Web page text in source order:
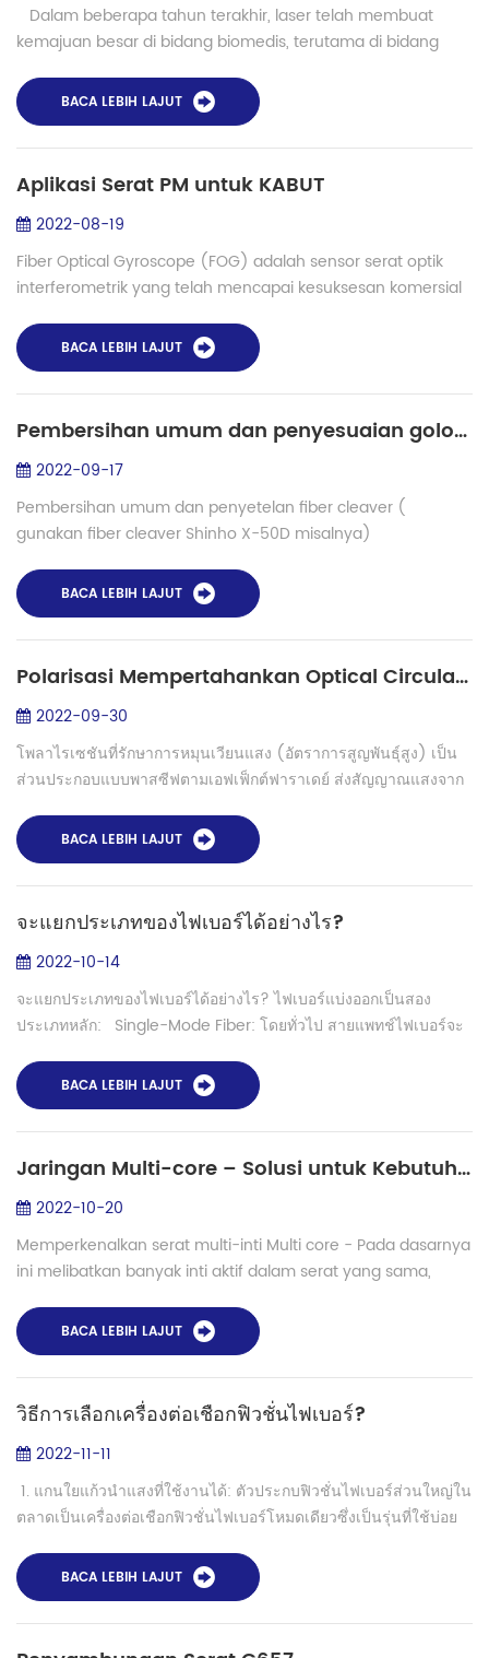
Dalam beberapa tahun terakhir, laser telah membuat
kemajuan besar di bidang biomedis, terutama di bidang
kolinearitas, dan kepadatan energiny...
BACA LEBIH LAJUT
Aplikasi Serat PM untuk KABUT
2022-08-19
Fiber Optical Gyroscope (FOG) adalah sensor serat optik
interferometrik yang telah mencapai kesuksesan komersial
kecepatan rotasi dan rotasi yang umum...
BACA LEBIH LAJUT
Pembersihan umum dan penyesuaian golok serat
2022-09-17
Pembersihan umum dan penyetelan fiber cleaver (
gunakan fiber cleaver Shinho X-50D misalnya)
penyerap, pinset, sikat, alkohol anhidrat 1. Gunakan s...
BACA LEBIH LAJUT
Polarisasi Mempertahankan Optical Circulator
2022-09-30
โพลาไรเซชันที่รักษาการหมุนเวียนแสง (อัตราการสูญพันธุ์สูง) เป็น
ส่วนประกอบแบบพาสซีฟตามเอฟเฟ็กต์ฟาราเดย์ ส่งสัญญาณแสงจาก
เดียวกันก็ปิดกั้นการส่งผ่า...
BACA LEBIH LAJUT
จะแยกประเภทของไฟเบอร์ได้อย่างไร?
2022-10-14
จะแยกประเภทของไฟเบอร์ได้อย่างไร? ไฟเบอร์แบ่งออกเป็นสอง
ประเภทหลัก: Single-Mode Fiber: โดยทั่วไป สายแพทช์ไฟเบอร์จะ
หลายโหมด: โดยทั่วไ...
BACA LEBIH LAJUT
Jaringan Multi-core – Solusi untuk Kebutuhan Bandwidth Fiber Masa Depan?
2022-10-20
Memperkenalkan serat multi-inti Multi core - Pada dasarnya
ini melibatkan banyak inti aktif dalam serat yang sama,
bandwidth meningkat. Pada tahun 199...
BACA LEBIH LAJUT
วิธีการเลือกเครื่องต่อเชือกฟิวชั่นไฟเบอร์?
2022-11-11
1. แกนใยแก้วนำแสงที่ใช้งานได้: ตัวประกบฟิวชั่นไฟเบอร์ส่วนใหญ่ใน
ตลาดเป็นเครื่องต่อเชือกฟิวชั่นไฟเบอร์โหมดเดียวซึ่งเป็นรุ่นที่ใช้บ่อย
BACA LEBIH LAJUT